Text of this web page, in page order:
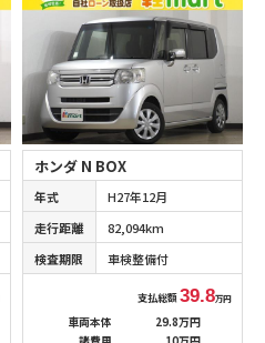
ホンダ N BOX
年式
H27年12月
走行距離
82,094km
検査期限
車検整備付
支払総額39.8万円
車両本体
29.8万円